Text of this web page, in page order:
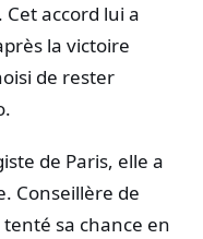
accord lui a
la victoire
de rester
de Paris, elle a
Conseillère de
sa chance en